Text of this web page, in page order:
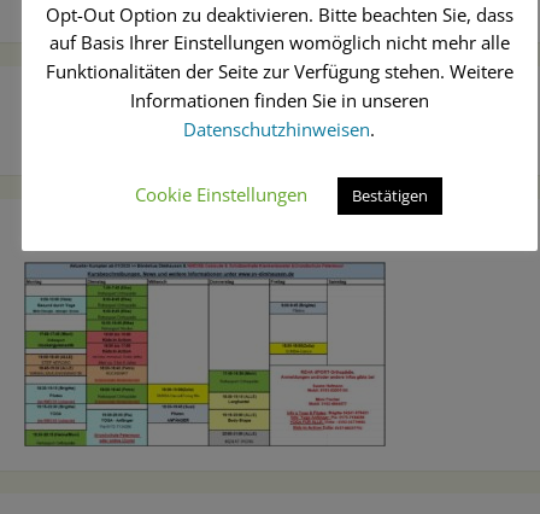
Opt-Out Option zu deaktivieren. Bitte beachten Sie, dass
auf Basis Ihrer Einstellungen womöglich nicht mehr alle
Funktionalitäten der Seite zur Verfügung stehen. Weitere
Informationen finden Sie in unseren
Datenschutzhinweisen.
Cookie Einstellungen Bestätigen